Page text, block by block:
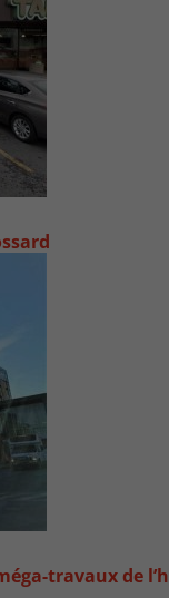
travaux de